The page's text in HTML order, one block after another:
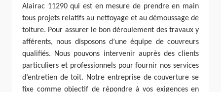
Alairac 11290 qui est en mesure de prendre en main
tous projets relatifs au nettoyage et au démoussage de
toiture. Pour assurer le bon déroulement des travaux y
afférents, nous disposons d’une équipe de couvreurs
qualifiés. Nous pouvons intervenir auprès des clients
particuliers et professionnels pour fournir nos services
d’entretien de toit. Notre entreprise de couverture se
fixe comme objectif de répondre à vos exigences en